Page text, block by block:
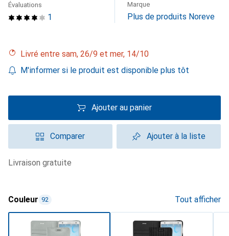
1
Évaluations Marque
Plus de produits Noreve
Livré entre sam, 26/9 et mer, 14/10
M'informer si le produit est disponible plus tôt
Ajouter au panier
Comparer Ajouter à la liste
livraison gratuite
Couleur 92 Tout afficher